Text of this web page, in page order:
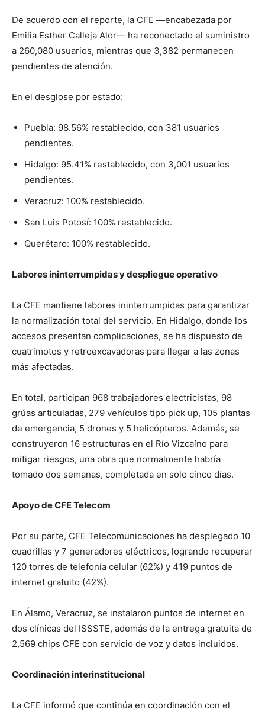
De acuerdo con el reporte, la CFE —encabezada por
Emilia Esther Calleja Alor— ha reconectado el suministro
a 260,080 usuarios, mientras que 3,382 permanecen
pendientes de atención.
En el desglose por estado:
Puebla: 98.56% restablecido, con 381 usuarios
pendientes.
Hidalgo: 95.41% restablecido, con 3,001 usuarios
pendientes.
Veracruz: 100% restablecido.
San Luis Potosí: 100% restablecido.
Querétaro: 100% restablecido.
Labores ininterrumpidas y despliegue operativo
La CFE mantiene labores ininterrumpidas para garantizar
la normalización total del servicio. En Hidalgo, donde los
accesos presentan complicaciones, se ha dispuesto de
cuatrimotos y retroexcavadoras para llegar a las zonas
más afectadas.
En total, participan 968 trabajadores electricistas, 98
grúas articuladas, 279 vehículos tipo pick up, 105 plantas
de emergencia, 5 drones y 5 helicópteros. Además, se
construyeron 16 estructuras en el Río Vizcaíno para
mitigar riesgos, una obra que normalmente habría
tomado dos semanas, completada en solo cinco días.
Apoyo de CFE Telecom
Por su parte, CFE Telecomunicaciones ha desplegado 10
cuadrillas y 7 generadores eléctricos, logrando recuperar
120 torres de telefonía celular (62%) y 419 puntos de
internet gratuito (42%).
En Álamo, Veracruz, se instalaron puntos de internet en
dos clínicas del ISSSTE, además de la entrega gratuita de
2,569 chips CFE con servicio de voz y datos incluidos.
Coordinación interinstitucional
La CFE informó que continúa en coordinación con el